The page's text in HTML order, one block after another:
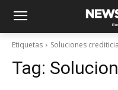
Etiquetas Soluciones
Tag: